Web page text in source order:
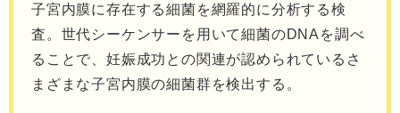
子宮内膜に存在する細菌を網羅的に分析する検
査。世代シーケンサーを用いて細菌のDNAを調べ
ることで、妊娠成功との関連が認められているさ
まざまな子宮内膜の細菌群を検出する。